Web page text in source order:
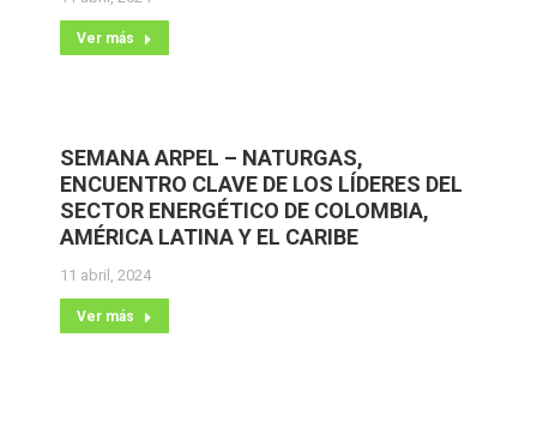
Ver más
SEMANA ARPEL – NATURGAS,
ENCUENTRO CLAVE DE LOS LÍDERES DEL
SECTOR ENERGÉTICO DE COLOMBIA,
AMÉRICA LATINA Y EL CARIBE
11 abril, 2024
Ver más